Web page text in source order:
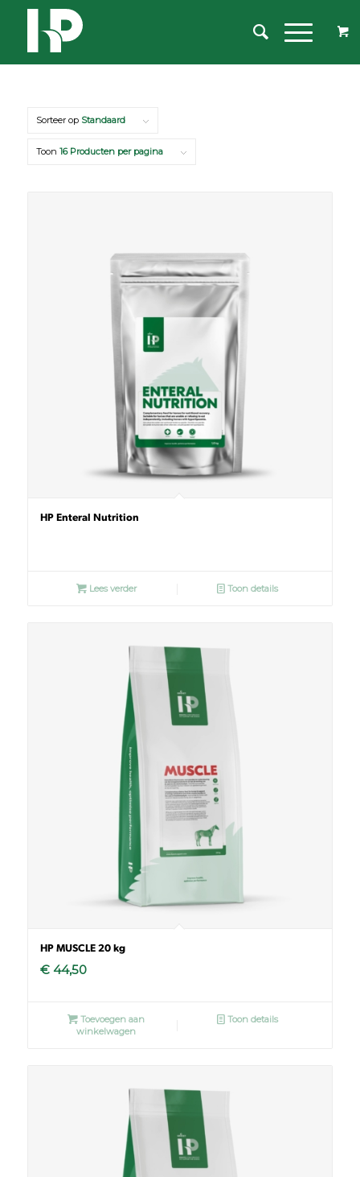
Sorteer op Standaard
Toon 16 Producten per pagina
HP Enteral Nutrition
Lees verder Toon details
HP MUSCLE 20 kg
€44,50
Toevoegen aan
winkelwagen
Toon details